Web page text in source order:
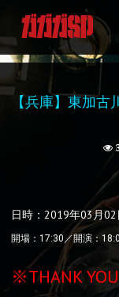
【兵庫】東加古
日時：2019年03月02
開場：17:30／開演：
※THANK